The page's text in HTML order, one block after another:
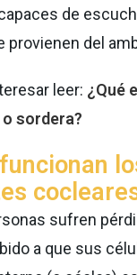
de
provienen del
leer: ¿Qué
sordera?
sufren
a que sus